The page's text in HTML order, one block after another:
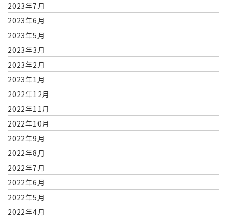
2023年7月
2023年6月
2023年5月
2023年3月
2023年2月
2023年1月
2022年12月
2022年11月
2022年10月
2022年9月
2022年8月
2022年7月
2022年6月
2022年5月
2022年4月